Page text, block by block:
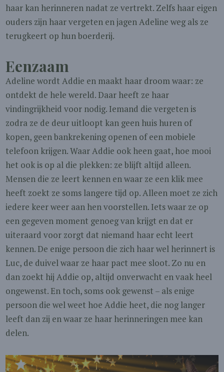
haar kan herinneren nadat ze vertrekt. Zelfs haar eigen
ouders zijn haar vergeten en jagen Adeline weg als ze
terugkeert op hun boerderij.
Eenzaam
Adeline wordt Addie en maakt haar droom waar: ze
ontdekt de hele wereld. Daar heeft ze haar
vindingrijkheid voor nodig. Iemand die vergeten is
zodra ze de deur uitloopt kan geen huis huren of
kopen, geen bankrekening openen of een mobiele
telefoon krijgen. Waar Addie ook heen gaat, hoe mooi
het ook is op al die plekken: ze blijft altijd alleen.
Mensen die ze leert kennen en waar ze een klik mee
heeft zoekt ze soms langere tijd op. Alleen moet ze zich
iedere keer weer aan hen voorstellen. Iets waar ze op
een gegeven moment genoeg van krijgt en dat er
uiteraard voor zorgt dat niemand haar echt leert
kennen. De enige persoon die zich haar wel herinnert is
Luc, de duivel waar ze haar pact mee sloot. Zo nu en
dan zoekt hij Addie op, altijd onverwacht en vaak heel
ongewenst. En toch, soms ook gewenst – als enige
persoon die wel weet hoe Addie heet, die nog langer
leeft dan zij en waar ze haar herinneringen mee kan
delen.